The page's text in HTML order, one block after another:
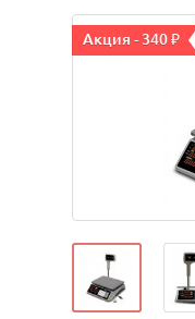
Акция - 340 ₽